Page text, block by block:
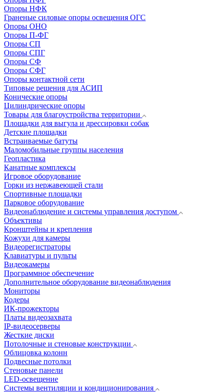
Опоры НФК
Граненые силовые опоры освещения ОГС
Опоры ОНО
Опоры П-ФГ
Опоры СП
Опоры СПГ
Опоры СФ
Опоры СФГ
Опоры контактной сети
Типовые решения для АСИП
Конические опоры
Цилиндрические опоры
Товары для благоустройства территории
Площадки для выгула и дрессировки собак
Детские площадки
Встраиваемые батуты
Маломобильные группы населения
Геопластика
Канатные комплексы
Игровое оборудование
Горки из нержавеющей стали
Спортивные площадки
Парковое оборудование
Видеонаблюдение и системы управления доступом
Объективы
Кронштейны и крепления
Кожухи для камеры
Видеорегистраторы
Клавиатуры и пульты
Видеокамеры
Программное обеспечение
Дополнительное оборудование видеонаблюдения
Мониторы
Кодеры
ИК-прожекторы
Платы видеозахвата
IP-видеосерверы
Жесткие диски
Потолочные и стеновые конструкции
Облицовка колонн
Подвесные потолки
Стеновые панели
LED-освещение
Системы вентиляции и кондиционирования